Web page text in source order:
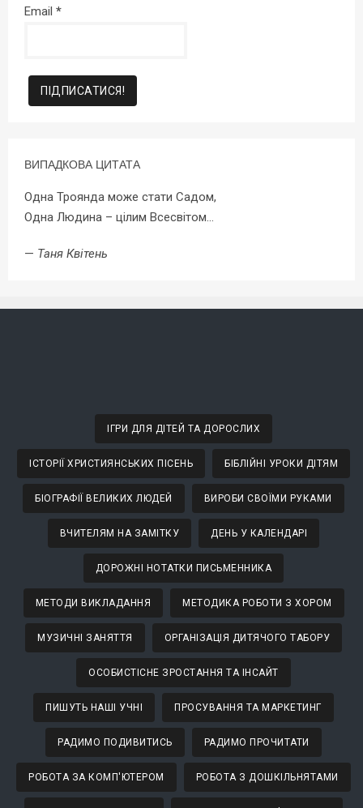
Email *
ВИПАДКОВА ЦИТАТА
Одна Троянда може стати Садом,
Одна Людина – цілим Всесвітом…
— Таня Квітень
ІГРИ ДЛЯ ДІТЕЙ ТА ДОРОСЛИХ
ІСТОРІЇ ХРИСТИЯНСЬКИХ ПІСЕНЬ БІБЛІЙНІ УРОКИ ДІТЯМ
БІОГРАФІЇ ВЕЛИКИХ ЛЮДЕЙ ВИРОБИ СВОЇМИ РУКАМИ
ВЧИТЕЛЯМ НА ЗАМІТКУ ДЕНЬ У КАЛЕНДАРІ
ДОРОЖНІ НОТАТКИ ПИСЬМЕННИКА
МЕТОДИ ВИКЛАДАННЯ МЕТОДИКА РОБОТИ З ХОРОМ
МУЗИЧНІ ЗАНЯТТЯ ОРГАНІЗАЦІЯ ДИТЯЧОГО ТАБОРУ
ОСОБИСТІСНЕ ЗРОСТАННЯ ТА ІНСАЙТ
ПИШУТЬ НАШІ УЧНІ ПРОСУВАННЯ ТА МАРКЕТИНГ
РАДИМО ПОДИВИТИСЬ РАДИМО ПРОЧИТАТИ
РОБОТА ЗА КОМП'ЮТЕРОМ РОБОТА З ДОШКІЛЬНЯТАМИ